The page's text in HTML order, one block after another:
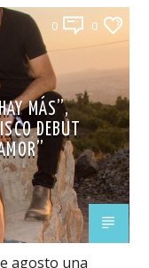
0 0
MÁS”,
DEBUT
agosto una